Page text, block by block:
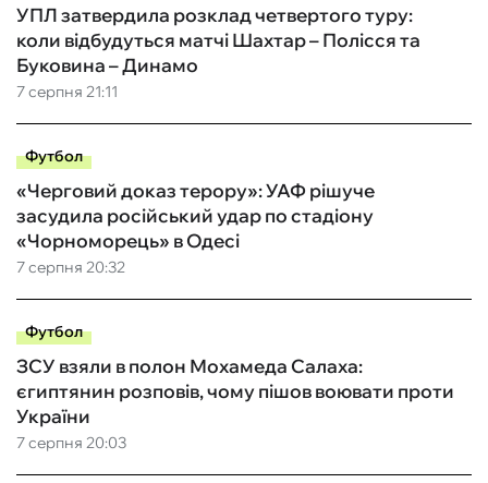
7 серпня 21:11
УПЛ затвердила розклад четвертого туру:
коли відбудуться матчі Шахтар – Полісся та
Буковина – Динамо
Футбол
7 серпня 20:32
«Черговий доказ терору»: УАФ рішуче
засудила російський удар по стадіону
«Чорноморець» в Одесі
Футбол
7 серпня 20:03
ЗСУ взяли в полон Мохамеда Салаха:
єгиптянин розповів, чому пішов воювати проти
України